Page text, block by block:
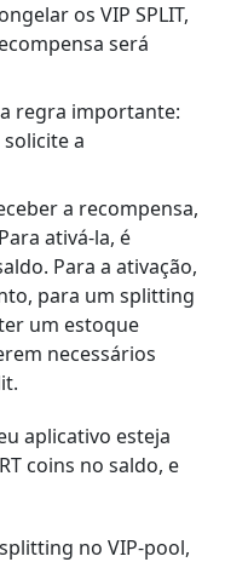
os VIP SPLIT,
será
regra importante:
a
a recompensa,
ativá-la, é
Para a ativação,
para um splitting
um estoque
necessários
aplicativo esteja
coins no saldo, e
no VIP-pool,